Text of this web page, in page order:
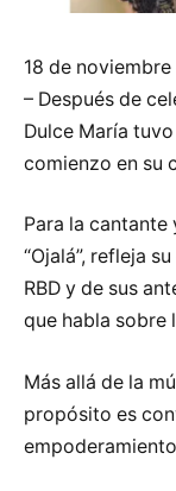
18 de
– Después de
Dulce María
comienzo en su
Para la
“Ojalá”, refleja
RBD y de sus
que habla sobre
Más allá de la
propósito es